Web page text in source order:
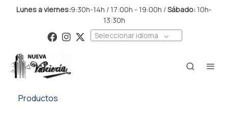
Lunes a viernes:9:30h-14h / 17:00h - 19:00h /Sábado:10h-
13:30h
Seleccionar idioma
Productos